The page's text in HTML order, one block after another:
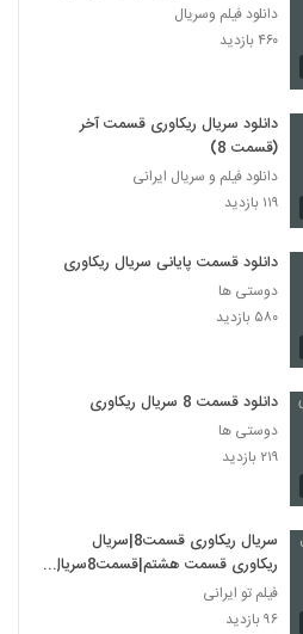
دانلود فیلم وسریال
۴۶۰ بازدید
دانلود سریال ریکاوری قسمت آخر
(قسمت 8)
دانلود فیلم و سریال ایرانی
۱۱۹ بازدید
دانلود قسمت پایانی سریال ریکاوری
دوستی ها
۵۸۰ بازدید
دانلود قسمت 8 سریال ریکاوری
دوستی ها
۲۱۹ بازدید
سریال ریکاوری قسمت8|سریال
ریکاوری قسمت هشتم|قسمت8سریال
ریکاوری
فیلم تو ایرانی
۹۶ بازدید